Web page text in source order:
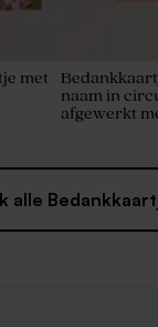
met
naam in
afgewerkt
alle